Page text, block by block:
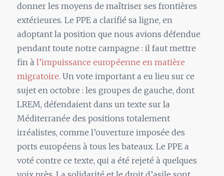
donner les moyens de maîtriser ses frontières
extérieures. Le PPE a clarifié sa ligne, en
adoptant la position que nous avions défendue
pendant toute notre campagne : il faut mettre
fin à l’impuissance européenne en matière
migratoire. Un vote important a eu lieu sur ce
sujet en octobre : les groupes de gauche, dont
LREM, défendaient dans un texte sur la
Méditerranée des positions totalement
irréalistes, comme l’ouverture imposée des
ports européens à tous les bateaux. Le PPE a
voté contre ce texte, qui a été rejeté à quelques